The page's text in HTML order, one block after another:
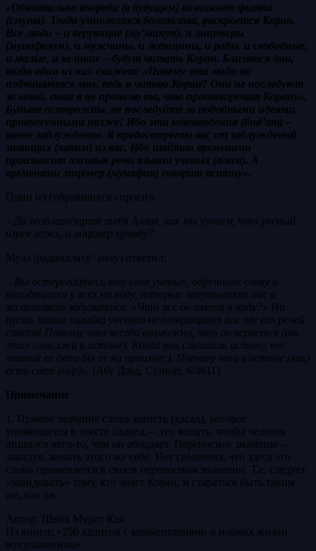
«Обязательно впереди (в будущем) возникнет фитна
(смута). Тогда умножатся богатства, раскроется Коран.
Все люди – и верующие (му’минун), и лицемеры
(мунафикун), и мужчины, и женщины, и рабы, и свободные,
и малые, и великие – будут читать Коран. Близятся дни,
когда один из них скажет: «Почему эти люди не
подчиняются мне, ведь я читаю Коран? Они не последуют
за мной, пока я не проявлю то, что противоречит Корану».
Будьте осторожны, не последуйте за подобными идеями,
привнесенными позже! Ибо эти нововведения (бид’ат) –
явное заблуждение. Я предостерегаю вас от заблуждений
знающих (хаким) из вас. Ибо шайтан временами
произносит лживые речи языком ученых (алим). А
временами лицемер (мунафик) говорит истину».
Один из собравшихся спросил:
– Да возблагодарит тебя Аллах, как мы узнаем, что ученый
изрек ложь, а лицемер правду?
Муаз (радиаллаху ‘анху) ответил:
– Вы остерегайтесь тех слов ученых, обретших славу и
находящихся у всех на виду, которые запутывают вас и
заставляют задуматься: «Что же он имеет в виду?» Но
пусть такие ошибки ученого не отвращают вас от его речей
совсем! Потому что всегда возможно, что он вернется (от
этих слов лжи к истине). Когда ты слышишь истину, то
хватай ее (кто бы ее ни произнес). Потому что в истине (хак)
есть свет (нур)». (Абу Дауд, Суннат, 6/4611).
Примечание
1. Прямое значение слова зависть (хасад), которое
упоминается в тексте хадиса, – это желать, чтобы человек
лишился чего-то, чем он обладает. Переносное значение –
завидуя, желать этого же себе. Нет сомнения, что здесь это
слово применяется в своем переносном значении. Т.е. следует
«завидовать» тому, кто знает Коран, и стараться быть таким
же, как он.
Автор: Шейх Мурат Кая
Из книги: «250 хадисов с комментариями о нормах жизни
мусульманина».